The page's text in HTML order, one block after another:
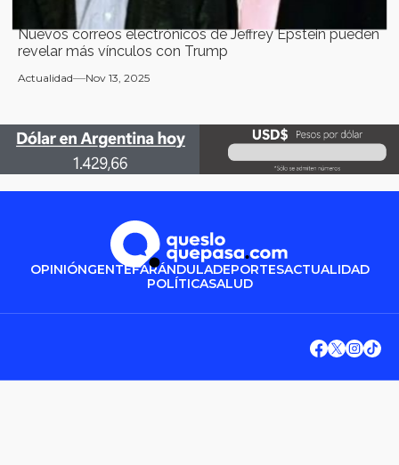
Nuevos correos electrónicos de Jeffrey Epstein pueden
revelar más vínculos con Trump
Actualidad Nov 13, 2025
OPINIÓNGENTEFARÁNDULADEPORTESACTUALIDAD
POLÍTICASALUD